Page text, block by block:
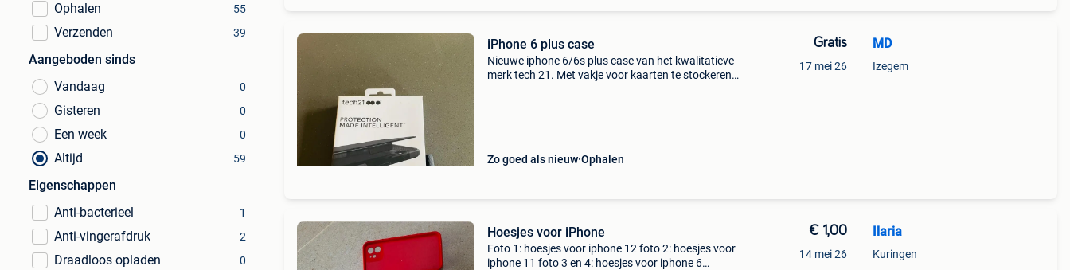
Ophalen
55
Verzenden 39
Aangeboden sinds
Vandaag
0
Gisteren 0
Een week 0
Altijd 59
Eigenschappen
Anti-bacterieel
1
Anti-vingerafdruk 2
Draadloos opladen 0
iPhone 6 plus case
Nieuwe iphone 6/6s plus case van het kwalitatieve
merk tech 21. Met vakje voor kaarten te stockeren.
Zo goed als nieuw Ophalen
Gratis
17 mei 26
MD
Izegem
Hoesjes voor iPhone
Foto 1: hoesjes voor iphone 12 foto 2: hoesjes voor
iphone 11 foto 3 en 4: hoesjes voor iphone 6
€ 1,00
14 mei 26
Ilaria
Kuringen